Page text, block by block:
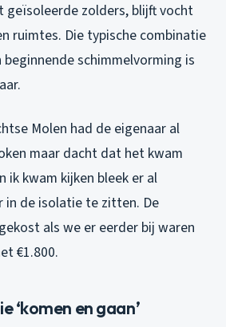
geïsoleerde zolders, blijft vocht
ruimtes. Die typische combinatie
schimmelvorming is
Molen had de eigenaar al
maar dacht dat het kwam
ik kwam kijken bleek er al
in de isolatie te zitten. De
als we er eerder bij waren
€1.800.
‘komen en gaan’